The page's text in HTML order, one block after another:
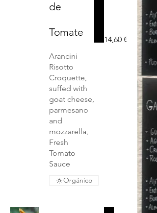
de
Tomate
Arancini
Risotto
Croquette,
suffed with
goat cheese,
parmesano
and
mozzarella,
Fresh
Tomato
Sauce
14,60 €
Orgánico